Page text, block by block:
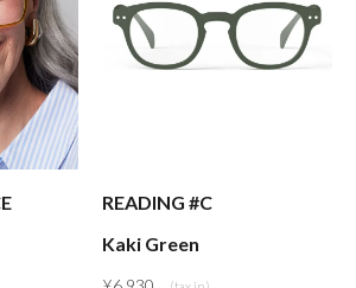
READING #C
Kaki Green